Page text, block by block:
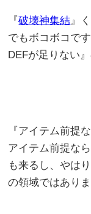
『破壊神集結』
でもボコボコで
DEFが足りない
『アイテム前提
アイテム前提な
も来るし、やは
の領域ではありま